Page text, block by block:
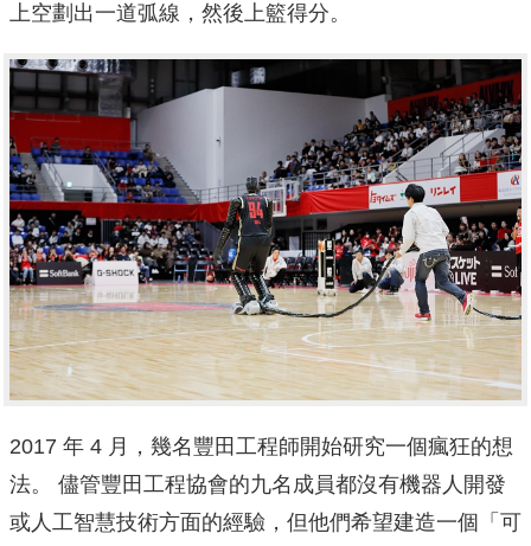
上空劃出一道弧線，然後上籃得分。
2017 年 4 月，幾名豐田工程師開始研究一個瘋狂的想
法。 儘管豐田工程協會的九名成員都沒有機器人開發
或人工智慧技術方面的經驗，但他們希望建造一個「可